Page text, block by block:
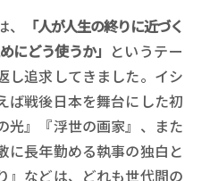
「人が人生の終りに近づく
にどう使うか」 というテー
し追求してきました。イシ
ば戦後日本を舞台にした初
光』『浮世の画家』、また
に長年勤める執事の独白と
』などは、どれも世代間の